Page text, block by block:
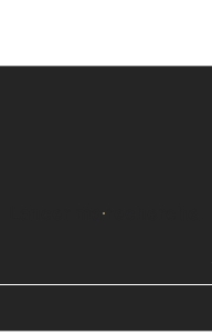
Lancer ma recherche